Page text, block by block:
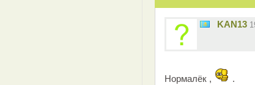
KAN13
Нормалёк , .